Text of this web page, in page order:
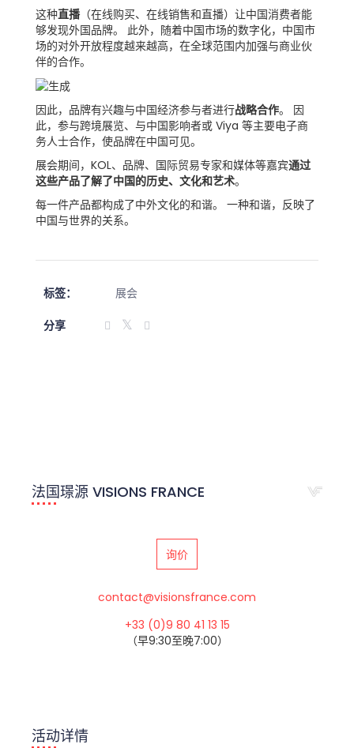
这种直播（在线购买、在线销售和直播）让中国消费者能
够发现外国品牌。 此外，随着中国市场的数字化，中国市
场的对外开放程度越来越高，在全球范围内加强与商业伙
伴的合作。
因此，品牌有兴趣与中国经济参与者进行战略合作。 因
此，参与跨境展览、与中国影响者或 Viya 等主要电子商
务人士合作，使品牌在中国可见。
展会期间，KOL、品牌、国际贸易专家和媒体等嘉宾通过
这些产品了解了中国的历史、文化和艺术。
每一件产品都构成了中外文化的和谐。 一种和谐，反映了
中国与世界的关系。
标签： 展会
分享
法国璟源 VISIONS FRANCE
询价
contact@visionsfrance.com
+33 (0)9 80 41 13 15
（早9:30至晚7:00）
活动详情